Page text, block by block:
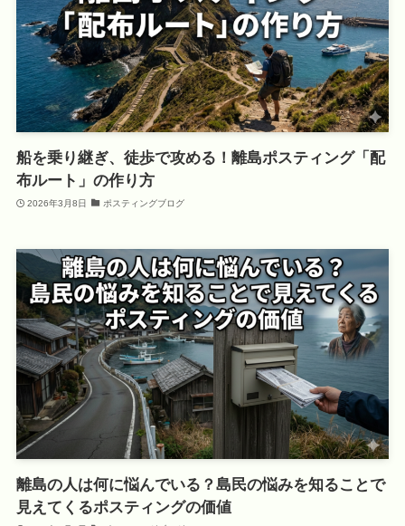
船を乗り継ぎ、徒歩で攻める！離島ポスティング「配
布ルート」の作り方
2026年3月8日 ポスティングブログ
離島の人は何に悩んでいる？島民の悩みを知ることで
見えてくるポスティングの価値